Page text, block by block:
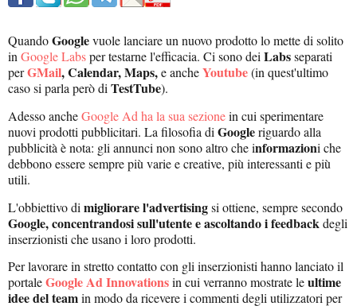
QuandoGooglevuole lanciare un nuovo prodotto lo mette di solito
inGoogle Labsper testarne l'efficacia. Ci sono deiLabsseparati
perGMail, Calendar, Maps,e ancheYoutube(in quest'ultimo
caso si parla però diTestTube).
Adesso ancheGoogle Ad ha la sua sezionein cui sperimentare
nuovi prodotti pubblicitari. La filosofia di Googleriguardo alla
pubblicità è nota: gli annunci non sono altro che informazioni che
debbono essere sempre più varie e creative, più interessanti e più
utili.
L'obbiettivo di migliorare l'advertisingsi ottiene, sempre secondo
Google,concentrandosi sull'utente e ascoltando i feedback degli
inserzionisti che usano i loro prodotti.
Per lavorare in stretto contatto con gli inserzionisti hanno lanciato il
portaleGoogle Ad Innovationsin cui verranno mostrate leultime
idee del teamin modo da ricevere i commenti degli utilizzatori per